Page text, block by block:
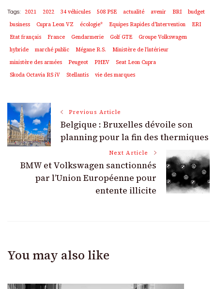
Tags: 2021 2022 34 véhicules 508 PSE actualité avenir BRI
budget
business
Cupra Leon VZ écologie* Equipes Rapides d'Intervention
ERI
Etat français
France Gendarmerie Golf GTE
Groupe Volkswagen
hybride
marché public Mégane R.S.
Ministère de l'intérieur
ministère des armées
Peugeot PHEV
Seat Leon Cupra
Skoda Octavia RS iV
Stellantis vie des marques
Post
Navigation
Previous Article
Belgique : Bruxelles dévoile son
planning pour la fin des thermiques
Next Article
BMW et Volkswagen sanctionnés
par l’Union Européenne pour
entente illicite
You may also like